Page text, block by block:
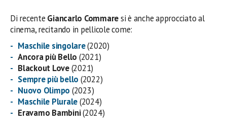
Di recente Giancarlo Commaresi è anche approcciato al
cinema, recitando in pellicole come:
Maschile singolare(2020)
Ancora più Bello (2021)
Blackout Love(2021)
Sempre più bello (2022)
Nuovo Olimpo (2023)
Maschile Plurale(2024)
Eravamo Bambini(2024)